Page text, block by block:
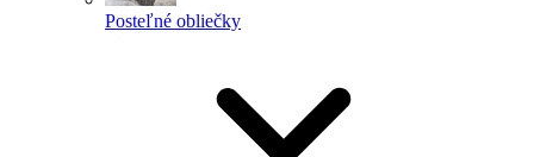
Posteľné obliečky